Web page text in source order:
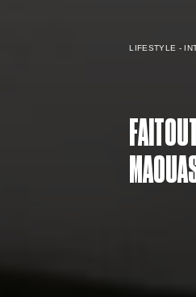
LIFESTYLE -
FAITOUT